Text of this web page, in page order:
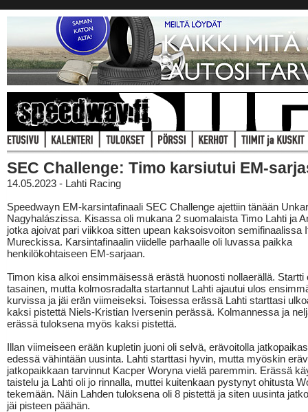
SEC Challenge: Timo karsiutui EM-
14.05.2023 - Lahti Racing
Speedwayn EM-karsintafinaali SEC Challenge ajettiin tänään
Nagyhalászissa. Kisassa oli mukana 2 suomalaista Timo Lahti ja
jotka ajoivat pari viikkoa sitten upean kaksoisvoiton semifinaalissa
Mureckissa. Karsintafinaalin viidelle parhaalle oli luvassa paikka
henkilökohtaiseen EM-sarjaan.
Timon kisa alkoi ensimmäisessä erästä huonosti nollaerällä. Startti
tasainen, mutta kolmosradalta startannut Lahti ajautui ulos
kurvissa ja jäi erän viimeiseksi. Toisessa erässä Lahti starttasi
kaksi pistettä Niels-Kristian Iversenin perässä. Kolmannessa ja
erässä tuloksena myös kaksi pistettä.
Illan viimeiseen erään kupletin juoni oli selvä, erävoitolla
edessä vähintään uusinta. Lahti starttasi hyvin, mutta myöskin
jatkopaikkaan tarvinnut Kacper Woryna vielä paremmin. Erässä
taistelu ja Lahti oli jo rinnalla, muttei kuitenkaan pystynyt ohitusta
tekemään. Näin Lahden tuloksena oli 8 pistettä ja siten uusinta
jäi pisteen päähän.